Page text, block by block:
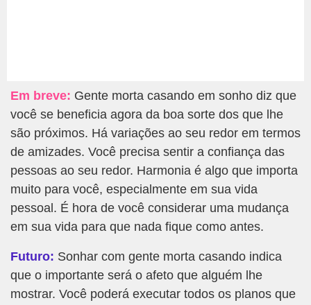
Em breve: Gente morta casando em sonho diz que
você se beneficia agora da boa sorte dos que lhe
são próximos. Há variações ao seu redor em termos
de amizades. Você precisa sentir a confiança das
pessoas ao seu redor. Harmonia é algo que importa
muito para você, especialmente em sua vida
pessoal. É hora de você considerar uma mudança
em sua vida para que nada fique como antes.
Futuro: Sonhar com gente morta casando indica
que o importante será o afeto que alguém lhe
mostrar. Você poderá executar todos os planos que